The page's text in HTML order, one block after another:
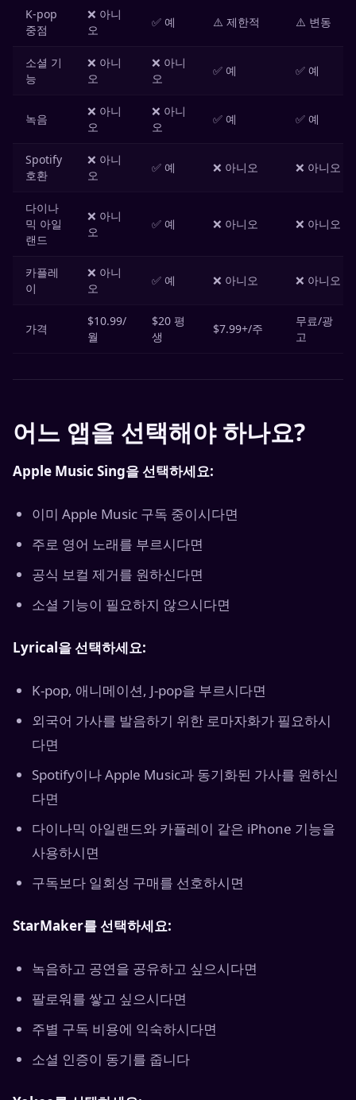
K-pop
중점
❌ 아니
오
✅ 예 ⚠️ 제한적 ⚠️ 변동
소셜 기
능
❌ 아니
오
❌ 아니
오
✅ 예 ✅ 예
녹음
❌ 아니
오
❌ 아니
오
✅ 예 ✅ 예
Spotify
호환
❌ 아니
오
✅ 예 ❌ 아니오 ❌ 아니오
다이나
믹 아일
랜드
❌ 아니
오
✅ 예 ❌ 아니오 ❌ 아니오
카플레
이
❌ 아니
오
✅ 예 ❌ 아니오 ❌ 아니오
가격
$10.99/
월
$20 평
생
$7.99+/주
무료/광
고
어느 앱을 선택해야 하나요?
Apple Music Sing을 선택하세요:
이미 Apple Music 구독 중이시다면
주로 영어 노래를 부르시다면
공식 보컬 제거를 원하신다면
소셜 기능이 필요하지 않으시다면
Lyrical을 선택하세요:
K-pop, 애니메이션, J-pop을 부르시다면
외국어 가사를 발음하기 위한 로마자화가 필요하시
다면
Spotify이나 Apple Music과 동기화된 가사를 원하신
다면
다이나믹 아일랜드와 카플레이 같은 iPhone 기능을
사용하시면
구독보다 일회성 구매를 선호하시면
StarMaker를 선택하세요:
녹음하고 공연을 공유하고 싶으시다면
팔로워를 쌓고 싶으시다면
주별 구독 비용에 익숙하시다면
소셜 인증이 동기를 줍니다